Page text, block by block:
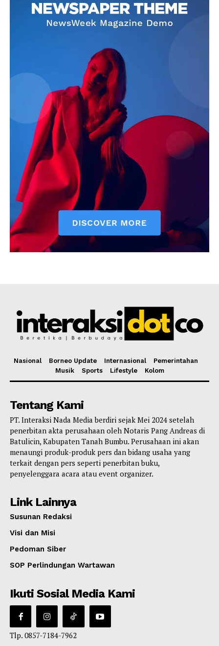
Nasional Borneo Update Internasional
Pemerintahan
Musik
Sports Lifestyle Kolom
Tentang Kami
PT. Interaksi Nada Media berdiri sejak Mei 2024 setelah
penerbitan akta perusahaan oleh Notaris Pang Andreas di
Batulicin, Kabupaten Tanah Bumbu. Perusahaan ini akan
menaungi produk-produk pers dan bidang usaha yang
terkait dengan pers seperti penerbitan buku,
penyelenggara acara atau event organizer.
Link Lainnya
Susunan Redaksi
Visi dan Misi
Pedoman Siber
SOP Perlindungan Wartawan
Ikuti Sosial Media Kami
Tlp. 0857-7184-7962